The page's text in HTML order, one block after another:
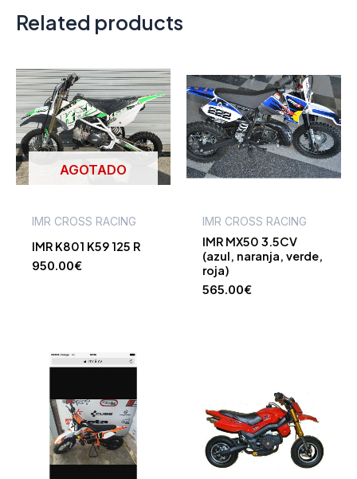
Related products
AGOTADO
IMR CROSS RACING
IMR K801 K59 125 R
950.00€
IMR CROSS RACING
IMR MX50 3.5CV
(azul, naranja, verde,
roja)
565.00€